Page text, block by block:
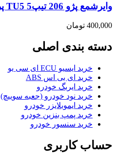
وایرشمع پژو 206 تیپ5 TU5 پرتوناب (بوجیکورد)
400,000 تومان
دسته بندی اصلی
خرید ایسیو ECU ای سی یو
خرید ای بی اس ABS
خرید ایربگ خودرو
خرید نود خودرو (جعبه سوییچ)
خرید ایموبلایزر خودرو
خرید پمپ بنزین خودرو
خرید سنسور خودرو
حساب کاربری